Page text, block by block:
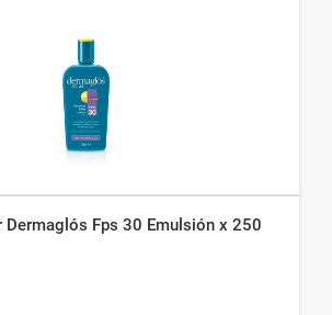
Dermaglós Fps 30 Emulsión x 250